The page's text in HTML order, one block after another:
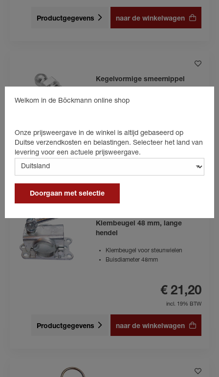
Productgegevens naar de winkelwagen
Kegelvormige smeernippel
Schroefdraad: M8
€ 1,90
incl. 19% BTW
Productgegevens
Klembeugel 48 mm, lange
hendel
Klembeugel voor steunwielen
Buisdiameter 48mm
€ 21,20
incl. 19% BTW
Productgegevens naar de winkelwagen
Welkom in de Böckmann online shop
Onze prijsweergave in de winkel is altijd gebaseerd op
Duitse verzendkosten en belastingen. Selecteer het land van
levering voor een actuele prijsweergave.
Doorgaan met selectie